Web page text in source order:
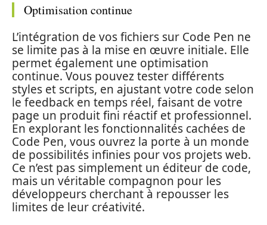
Optimisation continue
L’intégration de vos fichiers sur Code Pen ne
se limite pas à la mise en œuvre initiale. Elle
permet également une optimisation
continue. Vous pouvez tester différents
styles et scripts, en ajustant votre code selon
le feedback en temps réel, faisant de votre
page un produit fini réactif et professionnel.
En explorant les fonctionnalités cachées de
Code Pen, vous ouvrez la porte à un monde
de possibilités infinies pour vos projets web.
Ce n’est pas simplement un éditeur de code,
mais un véritable compagnon pour les
développeurs cherchant à repousser les
limites de leur créativité.